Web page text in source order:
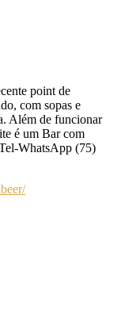
point de
com sopas e
Além de funcionar
é um Bar com
WhatsApp (75)